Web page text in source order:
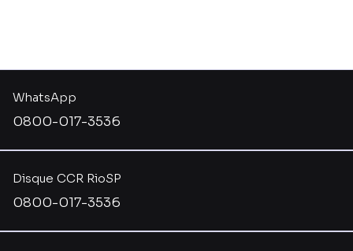
Disque CCR RioSP
0800-017-3536
WhatsApp
0800-017-3536